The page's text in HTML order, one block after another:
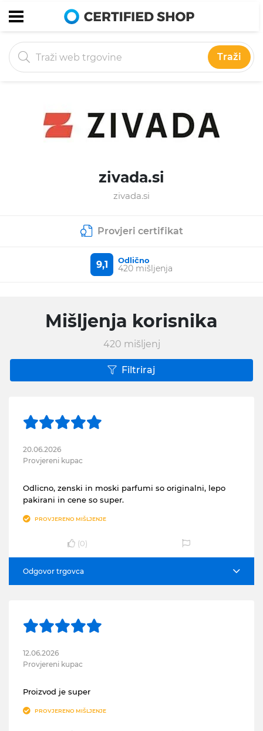
Traži
zivada.si
zivada.si
Provjeri certifikat
9,1 Odlično
420 mišljenja
Mišljenja korisnika
420 mišljenj
Filtriraj
20.06.2026
Provjereni kupac
Odlicno, zenski in moski parfumi so originalni, lepo
pakirani in cene so super.
PROVJERENO MIŠLJENJE
(0)
Odgovor trgovca
12.06.2026
Provjereni kupac
Proizvod je super
PROVJERENO MIŠLJENJE